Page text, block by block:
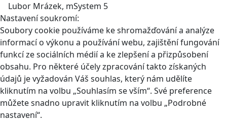
Lubor Mrázek, mSystem 5
Nastavení soukromí:
Soubory cookie používáme ke shromažďování a analýze
informací o výkonu a používání webu, zajištění fungování
funkcí ze sociálních médií a ke zlepšení a přizpůsobení
obsahu. Pro některé účely zpracování takto získaných
údajů je vyžadován Váš souhlas, který nám udělíte
kliknutím na volbu „Souhlasím se vším“. Své preference
můžete snadno upravit kliknutím na volbu „Podrobné
nastavení“.